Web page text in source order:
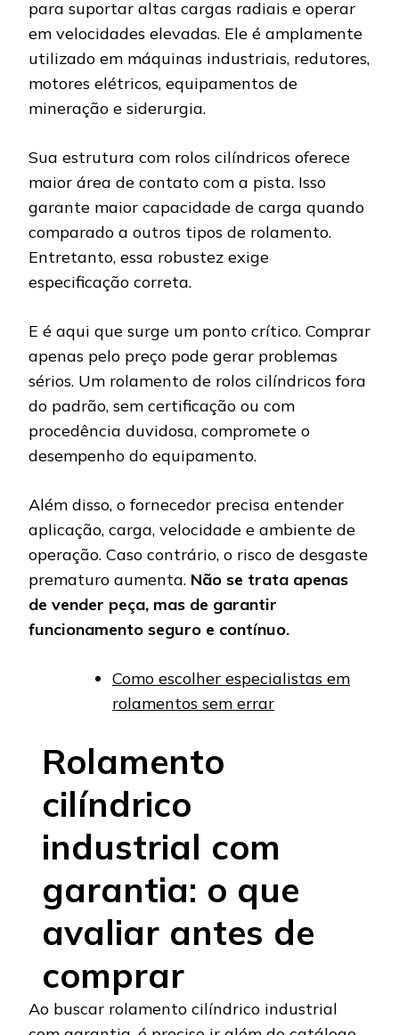
para suportar altas cargas radiais e operar
em velocidades elevadas. Ele é amplamente
utilizado em máquinas industriais, redutores,
motores elétricos, equipamentos de
mineração e siderurgia.
Sua estrutura com rolos cilíndricos oferece
maior área de contato com a pista. Isso
garante maior capacidade de carga quando
comparado a outros tipos de rolamento.
Entretanto, essa robustez exige
especificação correta.
E é aqui que surge um ponto crítico. Comprar
apenas pelo preço pode gerar problemas
sérios. Um rolamento de rolos cilíndricos fora
do padrão, sem certificação ou com
procedência duvidosa, compromete o
desempenho do equipamento.
Além disso, o fornecedor precisa entender
aplicação, carga, velocidade e ambiente de
operação. Caso contrário, o risco de desgaste
prematuro aumenta. Não se trata apenas
de vender peça, mas de garantir
funcionamento seguro e contínuo.
Como escolher especialistas em
rolamentos sem errar
Rolamento
cilíndrico
industrial com
garantia: o que
avaliar antes de
comprar
Ao buscar rolamento cilíndrico industrial